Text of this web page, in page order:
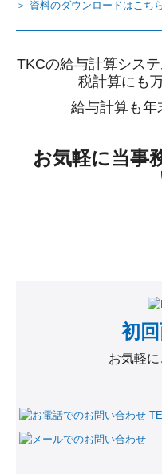
＞ 資料のダウンロードはこちら
TKCの給与計算シス
税計算にも
給与計算も年
お気軽に当事
初
お気軽